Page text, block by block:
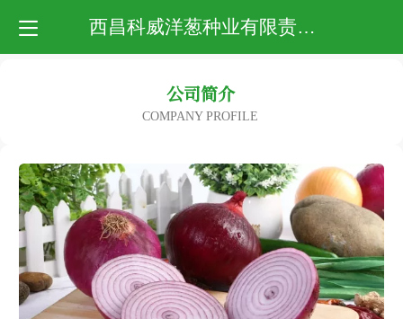
西昌科威洋葱种业有限责任公司
公司简介
COMPANY PROFILE